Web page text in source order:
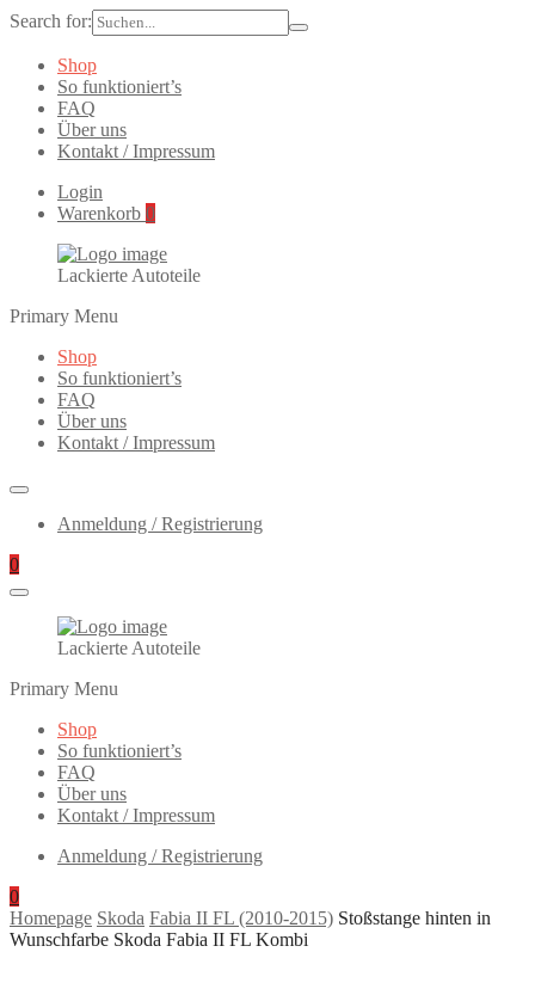
Search for:
Shop
So funktioniert’s
FAQ
Über uns
Kontakt / Impressum
Login
Warenkorb 0
Lackierte Autoteile
Primary Menu
Shop
So funktioniert’s
FAQ
Über uns
Kontakt / Impressum
Anmeldung / Registrierung
0
Lackierte Autoteile
Primary Menu
Shop
So funktioniert’s
FAQ
Über uns
Kontakt / Impressum
Anmeldung / Registrierung
0
Homepage Skoda Fabia II FL (2010-2015) Stoßstange hinten in
Wunschfarbe Skoda Fabia II FL Kombi